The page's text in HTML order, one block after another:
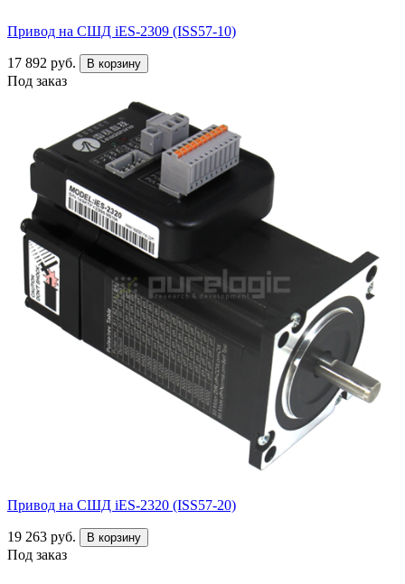
Привод на СШД iES-2309 (ISS57-10)
17 892 руб. В корзину
Под заказ
Привод на СШД iES-2320 (ISS57-20)
19 263 руб. В корзину
Под заказ